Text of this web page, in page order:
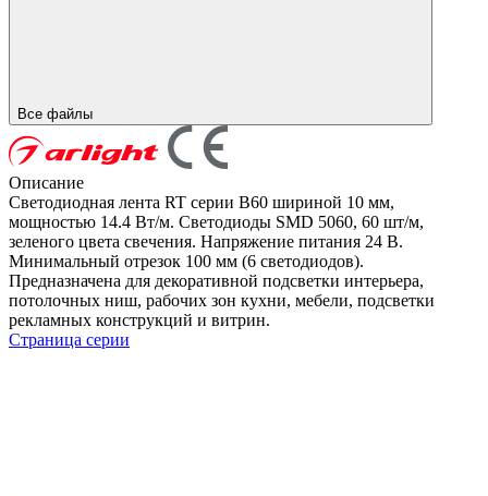
Все файлы
Описание
Светодиодная лента RT серии B60 шириной 10 мм,
мощностью 14.4 Вт/м. Светодиоды SMD 5060, 60 шт/м,
зеленого цвета свечения. Напряжение питания 24 В.
Минимальный отрезок 100 мм (6 светодиодов).
Предназначена для декоративной подсветки интерьера,
потолочных ниш, рабочих зон кухни, мебели, подсветки
рекламных конструкций и витрин.
Страница серии